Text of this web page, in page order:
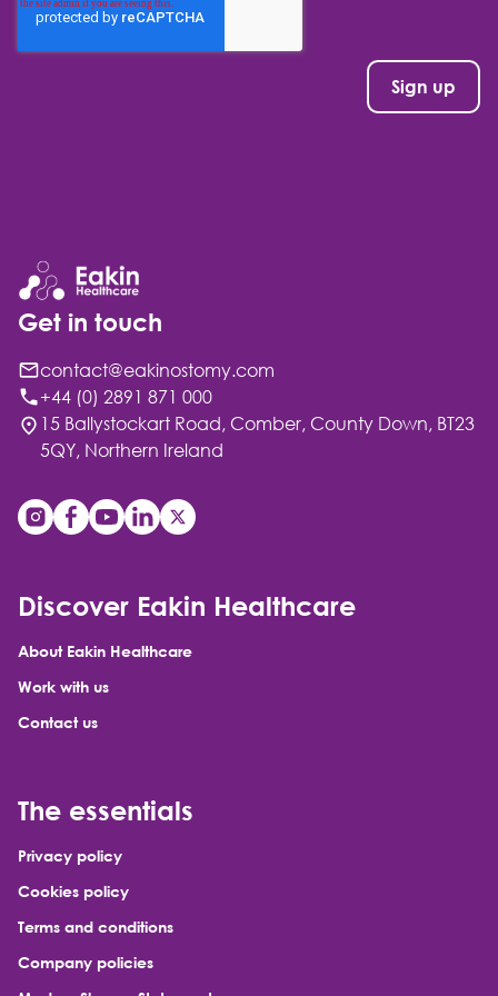
quam nihil molestiae consequatur, vel illum
qui dolorem eum fugiat quo voluptas nulla
Get in touch
contact@eakinostomy.com
+44 (0) 2891 871 000
15 Ballystockart Road, Comber, County Down, BT23
5QY, Northern Ireland
Discover Eakin Healthcare
About Eakin Healthcare
Work with us
Contact us
The essentials
Privacy policy
Cookies policy
Terms and conditions
Company policies